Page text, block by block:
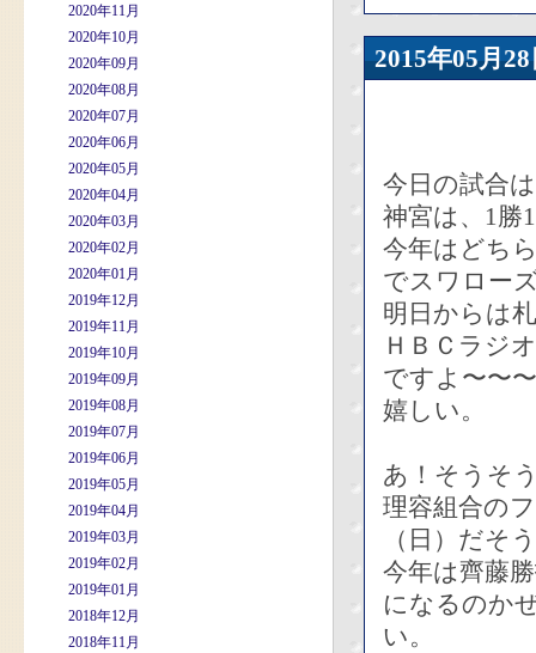
2020年11月
2020年10月
2020年09月
2020年08月
2020年07月
2020年06月
2020年05月
2020年04月
2020年03月
2020年02月
2020年01月
2019年12月
2019年11月
2019年10月
2019年09月
2019年08月
2019年07月
2019年06月
2019年05月
2019年04月
2019年03月
2019年02月
2019年01月
2018年12月
2018年11月
2015年05
今日の試合
神宮は、1勝
今年はどち
でスワロー
明日からは
ＨＢＣラジ
ですよ〜〜
嬉しい。
あ！そうそ
理容組合の
（日）だそ
今年は齊藤
になるのか
い。